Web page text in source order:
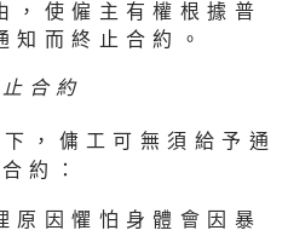
，使僱主有權根據普
知而終止合約。
合約
，傭工可無須給予通
約：
原因懼怕身體會因暴